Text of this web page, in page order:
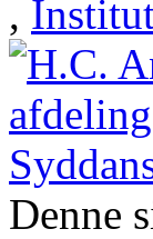
,
Denne